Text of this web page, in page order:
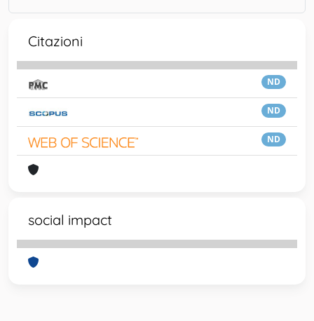
Citazioni
ND
ND
ND
social impact